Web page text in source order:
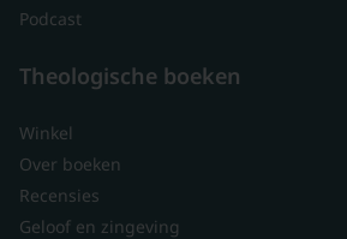
Podcast
Theologische boeken
Winkel
Over boeken
Recensies
Geloof en zingeving